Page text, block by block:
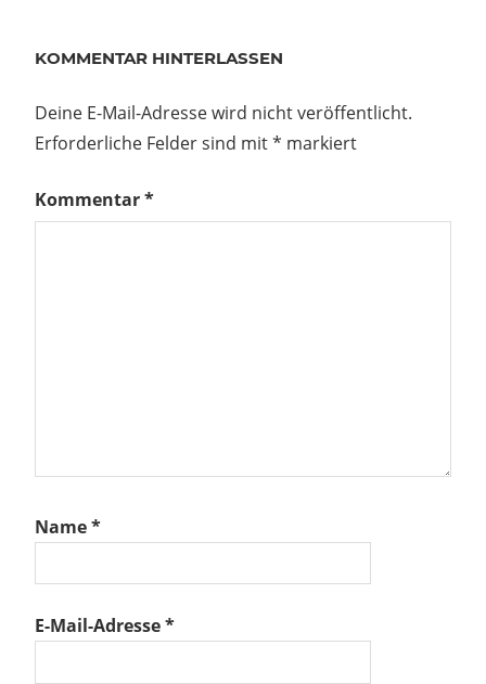
KOMMENTAR HINTERLASSEN
Deine E-Mail-Adresse wird nicht veröffentlicht.
Erforderliche Felder sind mit* markiert
Kommentar*
Name*
E-Mail-Adresse*